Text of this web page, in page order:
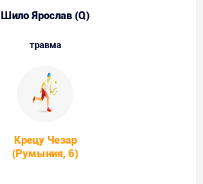
Шило Ярослав (Q)
травма
Крецу Чезар
(Румыния, 6)